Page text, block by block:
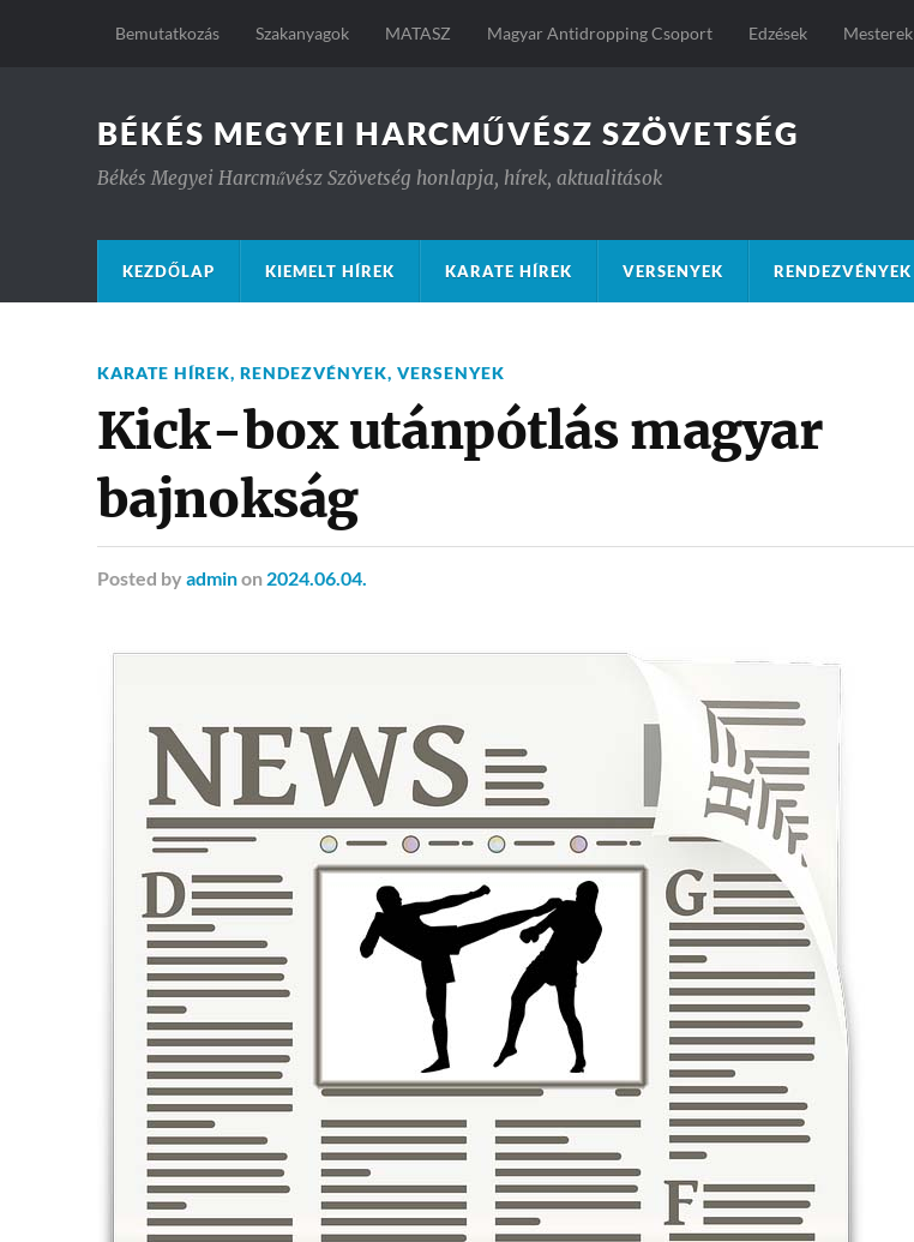
Bemutatkozás Szakanyagok MATASZ Magyar Antidropping Csoport Edzések Mesterek
BÉKÉS MEGYEI HARCMŰVÉSZ SZÖVETSÉG
Békés Megyei Harcművész Szövetség honlapja, hírek, aktualitások
KEZDŐLAP KIEMELT HÍREK KARATE HÍREK VERSENYEK RENDEZVÉNYEK
KARATE HÍREK, RENDEZVÉNYEK, VERSENYEK
Kick-box utánpótlás magyar
bajnokság
Posted by adminon 2024.06.04.